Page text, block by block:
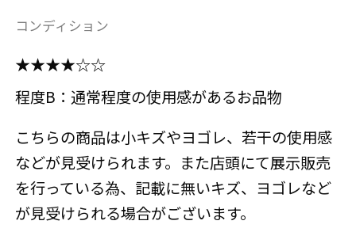
コンディション
★★★★☆☆
程度B：通常程度の使用感があるお品物
こちらの商品は小キズやヨゴレ、若干の使用感
などが見受けられます。また店頭にて展示販売
を行っている為、記載に無いキズ、ヨゴレなど
が見受けられる場合がございます。